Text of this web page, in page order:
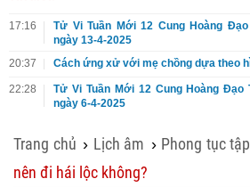
17:16
Tử Vi Tuần Mới 12 Cung Hoàng
ngày 13-4-2025
20:37
Cách ứng xử với mẹ chồng dựa theo
22:28
Tử Vi Tuần Mới 12 Cung Hoàng Đạo
ngày 6-4-2025
Trang chủ › Lịch âm › Phong tục
nên đi hái lộc không?